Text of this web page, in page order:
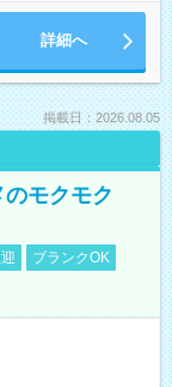
詳細へ
掲載日：2026.08.05
のモクモク
ブランクOK